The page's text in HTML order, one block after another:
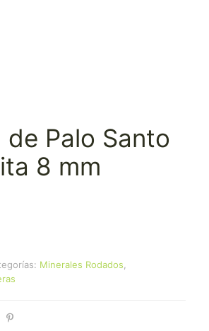
de Palo Santo
8 mm
Minerales Rodados